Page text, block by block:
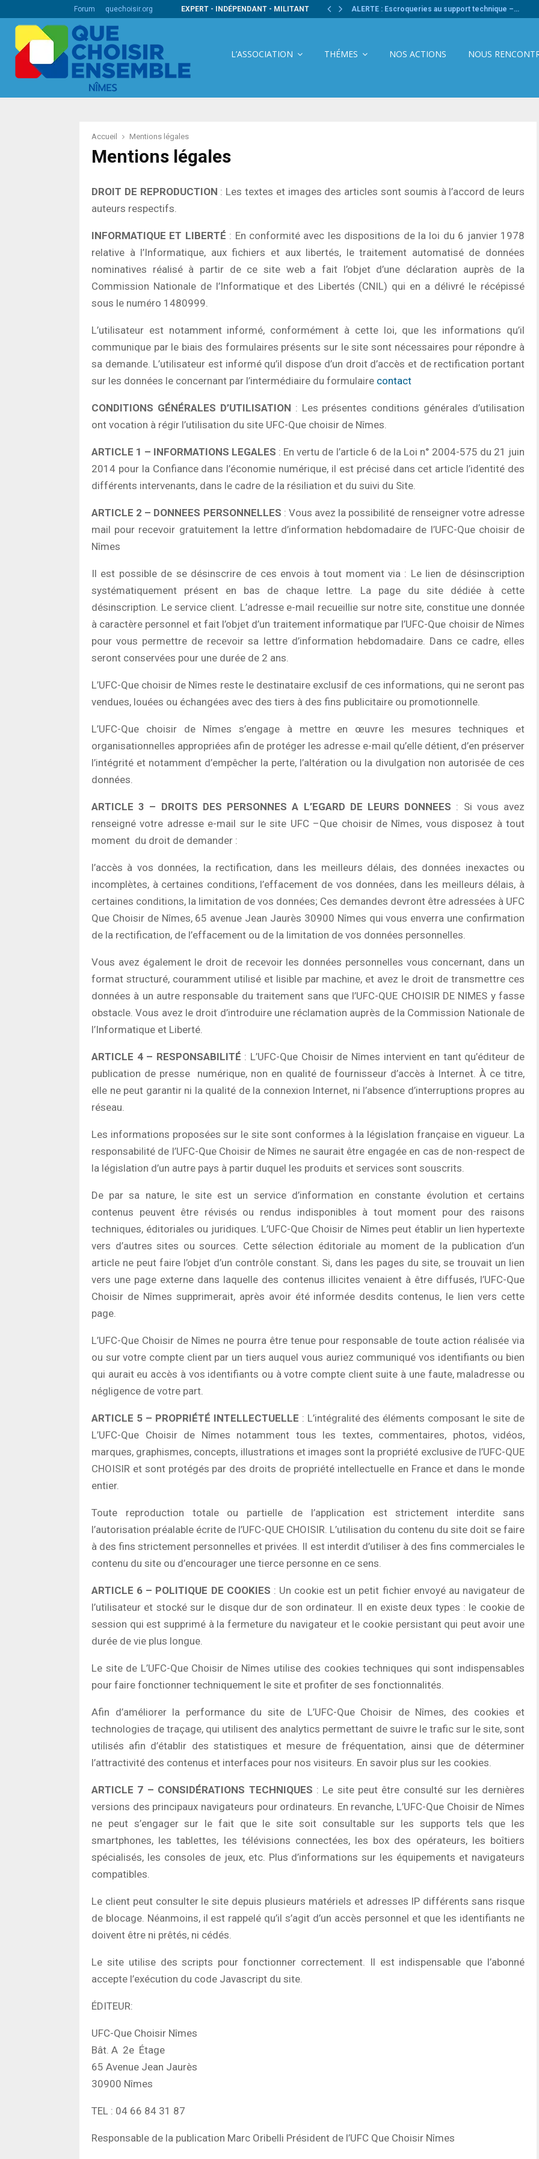
Forum quechoisir.org EXPERT - INDÉPENDANT - MILITANT
pour une démarche qualité au bénéfice… ALERTE : Escroqueries au support technique –…
L’ASSOCIATION THÉMES NOS ACTIONS NOUS
Accueil Mentions légales
Mentions légales
DROIT DE REPRODUCTION : Les textes et images des articles sont soumis à l’accord de leurs
auteurs respectifs.
INFORMATIQUE ET LIBERTÉ : En conformité avec les dispositions de la loi du 6 janvier 1978
relative à l’Informatique, aux fichiers et aux libertés, le traitement automatisé de données
nominatives réalisé à partir de ce site web a fait l’objet d’une déclaration auprès de la
Commission Nationale de l’Informatique et des Libertés (CNIL) qui en a délivré le récépissé
sous le numéro 1480999.
L’utilisateur est notamment informé, conformément à cette loi, que les informations qu’il
communique par le biais des formulaires présents sur le site sont nécessaires pour répondre à
sa demande. L’utilisateur est informé qu’il dispose d’un droit d’accès et de rectification portant
sur les données le concernant par l’intermédiaire du formulaire contact
CONDITIONS GÉNÉRALES D’UTILISATION : Les présentes conditions générales d’utilisation
ont vocation à régir l’utilisation du site UFC-Que choisir de Nîmes.
ARTICLE 1 – INFORMATIONS LEGALES : En vertu de l’article 6 de la Loi n° 2004-575 du 21 juin
2014 pour la Confiance dans l’économie numérique, il est précisé dans cet article l’identité des
différents intervenants, dans le cadre de la résiliation et du suivi du Site.
ARTICLE 2 – DONNEES PERSONNELLES : Vous avez la possibilité de renseigner votre adresse
mail pour recevoir gratuitement la lettre d’information hebdomadaire de l’UFC-Que choisir de
Nîmes
Il est possible de se désinscrire de ces envois à tout moment via : Le lien de désinscription
systématiquement présent en bas de chaque lettre. La page du site dédiée à cette
désinscription. Le service client. L’adresse e-mail recueillie sur notre site, constitue une donnée
à caractère personnel et fait l’objet d’un traitement informatique par l’UFC-Que choisir de Nîmes
pour vous permettre de recevoir sa lettre d’information hebdomadaire. Dans ce cadre, elles
seront conservées pour une durée de 2 ans.
L’UFC-Que choisir de Nîmes reste le destinataire exclusif de ces informations, qui ne seront pas
vendues, louées ou échangées avec des tiers à des fins publicitaire ou promotionnelle.
L’UFC-Que choisir de Nîmes s’engage à mettre en œuvre les mesures techniques et
organisationnelles appropriées afin de protéger les adresse e-mail qu’elle détient, d’en préserver
l’intégrité et notamment d’empêcher la perte, l’altération ou la divulgation non autorisée de ces
données.
ARTICLE 3 – DROITS DES PERSONNES A L’EGARD DE LEURS DONNEES : Si vous avez
renseigné votre adresse e-mail sur le site UFC –Que choisir de Nîmes, vous disposez à tout
moment du droit de demander :
l’accès à vos données, la rectification, dans les meilleurs délais, des données inexactes ou
incomplètes, à certaines conditions, l’effacement de vos données, dans les meilleurs délais, à
certaines conditions, la limitation de vos données; Ces demandes devront être adressées à UFC
Que Choisir de Nîmes, 65 avenue Jean Jaurès 30900 Nîmes qui vous enverra une confirmation
de la rectification, de l’effacement ou de la limitation de vos données personnelles.
Vous avez également le droit de recevoir les données personnelles vous concernant, dans un
format structuré, couramment utilisé et lisible par machine, et avez le droit de transmettre ces
données à un autre responsable du traitement sans que l’UFC-QUE CHOISIR DE NIMES y fasse
obstacle. Vous avez le droit d’introduire une réclamation auprès de la Commission Nationale de
l’Informatique et Liberté.
ARTICLE 4 – RESPONSABILITÉ : L’UFC-Que Choisir de Nîmes intervient en tant qu’éditeur de
publication de presse numérique, non en qualité de fournisseur d’accès à Internet. À ce titre,
elle ne peut garantir ni la qualité de la connexion Internet, ni l’absence d’interruptions propres au
réseau.
Les informations proposées sur le site sont conformes à la législation française en vigueur. La
responsabilité de l’UFC-Que Choisir de Nîmes ne saurait être engagée en cas de non-respect de
la législation d’un autre pays à partir duquel les produits et services sont souscrits.
De par sa nature, le site est un service d’information en constante évolution et certains
contenus peuvent être révisés ou rendus indisponibles à tout moment pour des raisons
techniques, éditoriales ou juridiques. L’UFC-Que Choisir de Nîmes peut établir un lien hypertexte
vers d’autres sites ou sources. Cette sélection éditoriale au moment de la publication d’un
article ne peut faire l’objet d’un contrôle constant. Si, dans les pages du site, se trouvait un lien
vers une page externe dans laquelle des contenus illicites venaient à être diffusés, l’UFC-Que
Choisir de Nîmes supprimerait, après avoir été informée desdits contenus, le lien vers cette
page.
L’UFC-Que Choisir de Nîmes ne pourra être tenue pour responsable de toute action réalisée via
ou sur votre compte client par un tiers auquel vous auriez communiqué vos identifiants ou bien
qui aurait eu accès à vos identifiants ou à votre compte client suite à une faute, maladresse ou
négligence de votre part.
ARTICLE 5 – PROPRIÉTÉ INTELLECTUELLE : L’intégralité des éléments composant le site de
L’UFC-Que Choisir de Nîmes notamment tous les textes, commentaires, photos, vidéos,
marques, graphismes, concepts, illustrations et images sont la propriété exclusive de l’UFC-QUE
CHOISIR et sont protégés par des droits de propriété intellectuelle en France et dans le monde
entier.
Toute reproduction totale ou partielle de l’application est strictement interdite sans
l’autorisation préalable écrite de l’UFC-QUE CHOISIR. L’utilisation du contenu du site doit se faire
à des fins strictement personnelles et privées. Il est interdit d’utiliser à des fins commerciales le
contenu du site ou d’encourager une tierce personne en ce sens.
ARTICLE 6 – POLITIQUE DE COOKIES : Un cookie est un petit fichier envoyé au navigateur de
l’utilisateur et stocké sur le disque dur de son ordinateur. Il en existe deux types : le cookie de
session qui est supprimé à la fermeture du navigateur et le cookie persistant qui peut avoir une
durée de vie plus longue.
Le site de L’UFC-Que Choisir de Nîmes utilise des cookies techniques qui sont indispensables
pour faire fonctionner techniquement le site et profiter de ses fonctionnalités.
Afin d’améliorer la performance du site de L’UFC-Que Choisir de Nîmes, des cookies et
technologies de traçage, qui utilisent des analytics permettant de suivre le trafic sur le site, sont
utilisés afin d’établir des statistiques et mesure de fréquentation, ainsi que de déterminer
l’attractivité des contenus et interfaces pour nos visiteurs. En savoir plus sur les cookies.
ARTICLE 7 – CONSIDÉRATIONS TECHNIQUES : Le site peut être consulté sur les dernières
versions des principaux navigateurs pour ordinateurs. En revanche, L’UFC-Que Choisir de Nîmes
ne peut s’engager sur le fait que le site soit consultable sur les supports tels que les
smartphones, les tablettes, les télévisions connectées, les box des opérateurs, les boîtiers
spécialisés, les consoles de jeux, etc. Plus d’informations sur les équipements et navigateurs
compatibles.
Le client peut consulter le site depuis plusieurs matériels et adresses IP différents sans risque
de blocage. Néanmoins, il est rappelé qu’il s’agit d’un accès personnel et que les identifiants ne
doivent être ni prêtés, ni cédés.
Le site utilise des scripts pour fonctionner correctement. Il est indispensable que l’abonné
accepte l’exécution du code Javascript du site.
ÉDITEUR:
UFC-Que Choisir Nîmes
Bât. A 2e Étage
65 Avenue Jean Jaurès
30900 Nîmes
TEL : 04 66 84 31 87
Responsable de la publication Marc Oribelli Président de l’UFC Que Choisir Nîmes